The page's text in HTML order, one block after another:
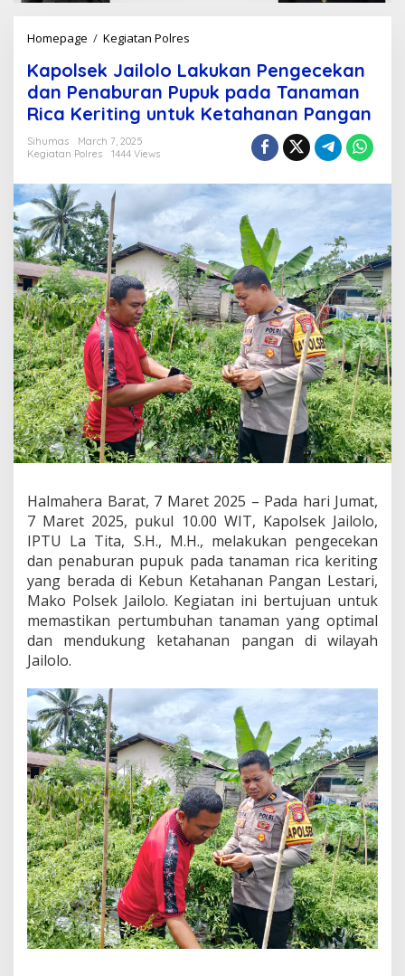
Homepage / Kegiatan Polres
p
o
l
s
a
i
l
o
l
o
L
a
k
u
k
a
n
P
e
n
g
e
k
a
n
d
a
n
P
e
n
u
r
a
n
P
u
p
u
k
p
a
d
a
T
a
n
a
Kapolsek Jailolo Lakukan Pengecekan
dan Penaburan Pupuk pada Tanaman
Rica Keriting untuk Ketahanan Pangan
Sihumas
March 7, 2025
Kegiatan Polres
1444 Views
Halmahera Barat, 7 Maret 2025 – Pada hari Jumat,
7 Maret 2025, pukul 10.00 WIT, Kapolsek Jailolo,
IPTU La Tita, S.H., M.H., melakukan pengecekan
dan penaburan pupuk pada tanaman rica keriting
yang berada di Kebun Ketahanan Pangan Lestari,
Mako Polsek Jailolo. Kegiatan ini bertujuan untuk
memastikan pertumbuhan tanaman yang optimal
dan mendukung ketahanan pangan di wilayah
Jailolo.